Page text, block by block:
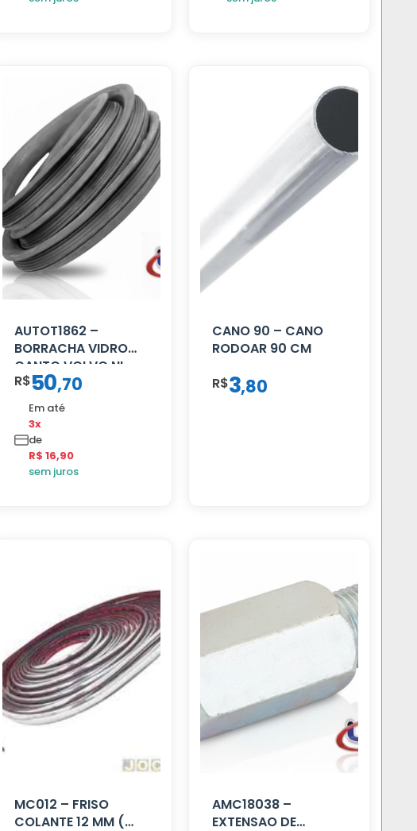
AUTOT1862 –
BORRACHA VIDRO
CANTO VOLVO NL
80/88…
R$50,70
Em até
3x
de
R$ 16,90
sem juros
CANO 90 – CANO
RODOAR 90 CM
R$3,80
MC012 – FRISO
COLANTE 12 MM (
AMC18038 –
EXTENSAO DE